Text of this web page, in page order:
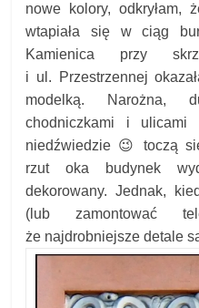
nowe kolory, odkryłam,
wtapiała się w ciąg
Kamienica przy
i ul. Przestrzennej
modelką. Narożna,
chodniczkami i
niedźwiedzie 😉 toczą
rzut oka budynek
dekorowany. Jednak,
(lub zamontować
że najdrobniejsze detale